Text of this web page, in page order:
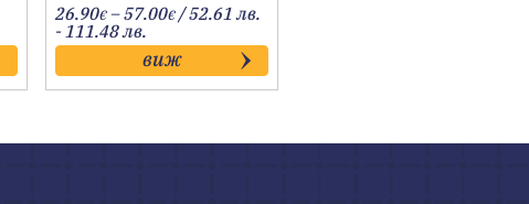
26.90€ –57.00€Price
range:
26.90€
through
57.00€
/ 52.61 лв.
- 111.48 лв.
виж